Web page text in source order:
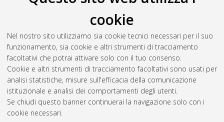
cookie
Nel nostro sito utilizziamo sia cookie tecnici necessari per il suo
funzionamento, sia cookie e altri strumenti di tracciamento
facoltativi che potrai attivare solo con il tuo consenso.
Cookie e altri strumenti di tracciamento facoltativi sono usati per
analisi statistiche, misure sull'efficacia della comunicazione
istituzionale e analisi dei comportamenti degli utenti.
Se chiudi questo banner continuerai la navigazione solo con i
cookie necessari.
Coppini, Gabriele(2025)Dynamical systems applied to
economic science. A Sraffian supermultiplier model with the
addition of inventory dynamics.[Laurea magistrale], Università
di Bologna, Corso di Studio inFisica [LM-DM270]
Questa lista e' stata generata ilFri Aug 7 20:38:22 2026 CEST